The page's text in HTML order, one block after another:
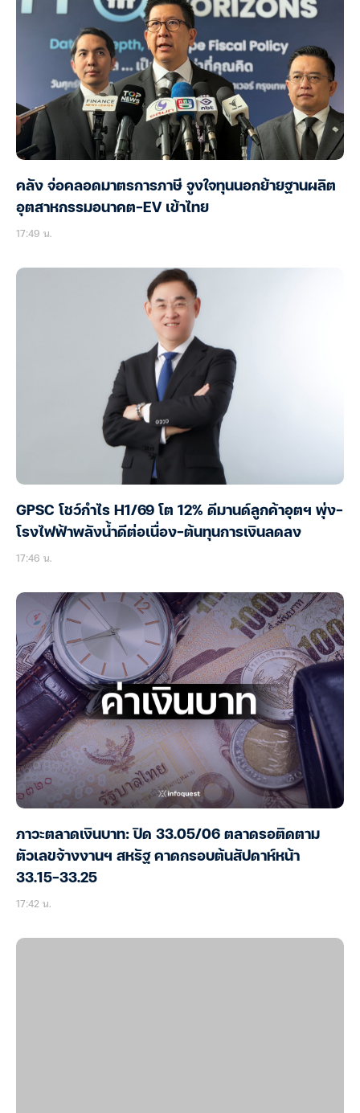
คลัง จ่อคลอดมาตรการภาษี จูงใจทุนนอกย้ายฐานผลิต
อุตสาหกรรมอนาคต-EV เข้าไทย
17:49 น.
GPSC โชว์กำไร H1/69 โต 12% ดีมานด์ลูกค้าอุตฯ พุ่ง-
โรงไฟฟ้าพลังน้ำดีต่อเนื่อง-ต้นทุนการเงินลดลง
17:46 น.
ภาวะตลาดเงินบาท: ปิด 33.05/06 ตลาดรอติดตาม
ตัวเลขจ้างงานฯ สหรัฐ คาดกรอบต้นสัปดาห์หน้า
33.15-33.25
17:42 น.